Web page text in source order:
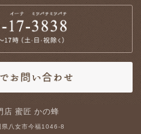
店 蜜匠 かの蜂
八女市今福1046-8